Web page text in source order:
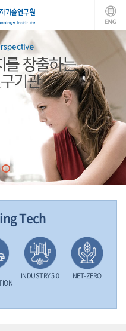
Tech
INDUSTRY 5.0 NET-ZERO